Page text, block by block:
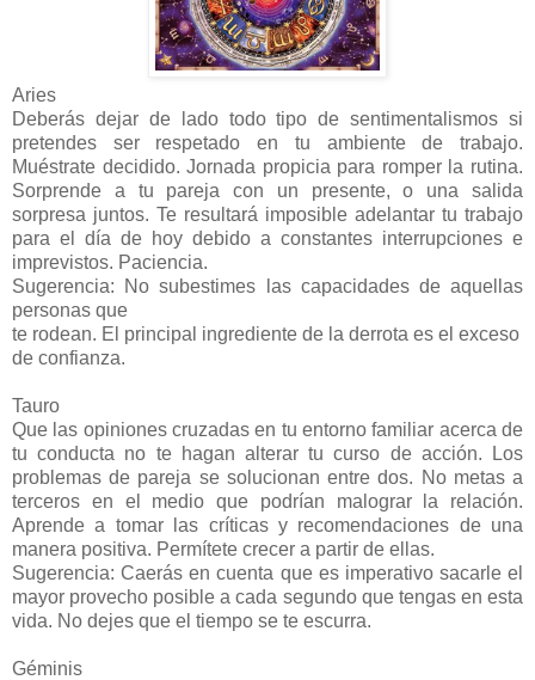
Aries
Deberás dejar de lado todo tipo de sentimentalismos si
pretendes ser respetado en tu ambiente de trabajo.
Muéstrate decidido. Jornada propicia para romper la rutina.
Sorprende a tu pareja con un presente, o una salida
sorpresa juntos. Te resultará imposible adelantar tu trabajo
para el día de hoy debido a constantes interrupciones e
imprevistos. Paciencia.
Sugerencia: No subestimes las capacidades de aquellas
personas que
te rodean. El principal ingrediente de la derrota es el exceso
de confianza.
Tauro
Que las opiniones cruzadas en tu entorno familiar acerca de
tu conducta no te hagan alterar tu curso de acción. Los
problemas de pareja se solucionan entre dos. No metas a
terceros en el medio que podrían malograr la relación.
Aprende a tomar las críticas y recomendaciones de una
manera positiva. Permítete crecer a partir de ellas.
Sugerencia: Caerás en cuenta que es imperativo sacarle el
mayor provecho posible a cada segundo que tengas en esta
vida. No dejes que el tiempo se te escurra.
Géminis